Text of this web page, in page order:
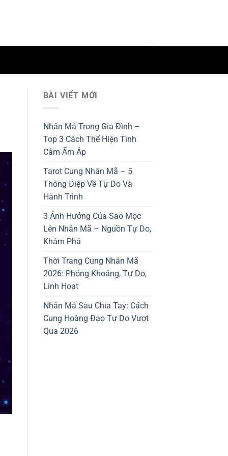
BÀI VIẾT MỚI
Nhân Mã Trong Gia Đình –
Top 3 Cách Thể Hiện Tình
Cảm Ấm Áp
Tarot Cung Nhân Mã – 5
Thông Điệp Về Tự Do Và
Hành Trình
3 Ảnh Hưởng Của Sao Mộc
Lên Nhân Mã – Nguồn Tự Do,
Khám Phá
Thời Trang Cung Nhân Mã
2026: Phóng Khoáng, Tự Do,
Linh Hoạt
Nhân Mã Sau Chia Tay: Cách
Cung Hoàng Đạo Tự Do Vượt
Qua 2026